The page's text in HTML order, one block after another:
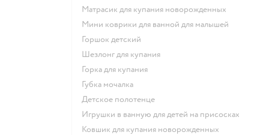
матрасик для купания новорожденных
мини коврики для ванной для малышей
горшок детский
шезлонг для купания
горка для купания
губка мочалка
детское полотенце
игрушки в ванную для детей на присосках
ковшик для купания новорожденных